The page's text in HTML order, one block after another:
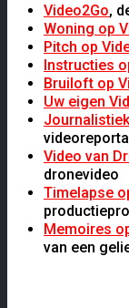
Video2Go,
Woning op
Pitch op
Instructies
Bruiloft op
Uw eigen
Video van
dronevideo
Timelapse
Memoires
van een